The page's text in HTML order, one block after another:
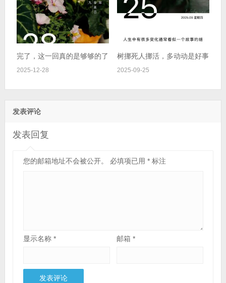
完了，这一回真的是够够的了
2025-12-28
树挪死人挪活，多动动是好事
2025-09-25
发表评论
发表回复
您的邮箱地址不会被公开。 必填项已用 *标注
显示名称 * 邮箱*